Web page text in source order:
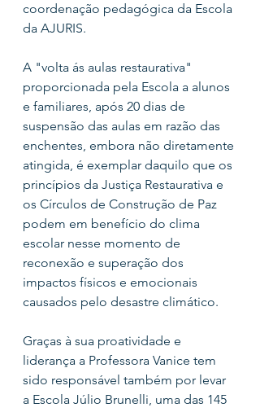
coordenação pedagógica da Escola
da AJURIS.
A "volta ás aulas restaurativa"
proporcionada pela Escola a alunos
e familiares, após 20 dias de
suspensão das aulas em razão das
enchentes, embora não diretamente
atingida, é exemplar daquilo que os
princípios da Justiça Restaurativa e
os Círculos de Construção de Paz
podem em benefício do clima
escolar nesse momento de
reconexão e superação dos
impactos físicos e emocionais
causados pelo desastre climático.
Graças à sua proatividade e
liderança a Professora Vanice tem
sido responsável também por levar
a Escola Júlio Brunelli, uma das 145